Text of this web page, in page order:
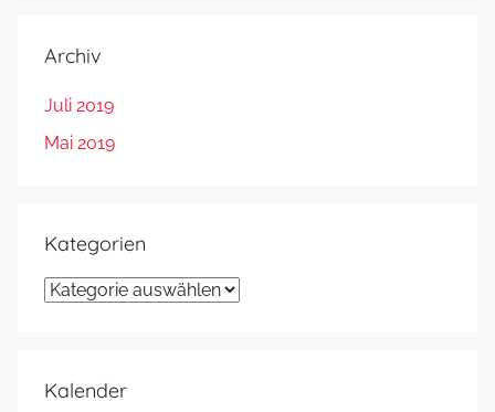
Archiv
Juli 2019
Mai 2019
Kategorien
Kategorien
Kalender